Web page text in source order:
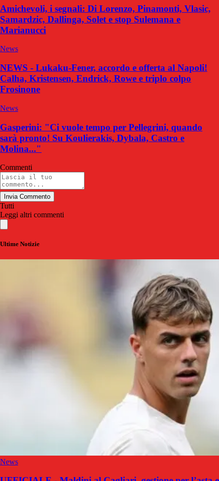
Amichevoli, i segnali: Di Lorenzo, Pinamonti, Vlasic,
Samardzic, Dallinga, Solet e stop Sulemana e
Marianucci
News
NEWS - Lukaku-Fener, accordo e offerta al Napoli!
Calha, Kristensen, Endrick, Rowe e triplo colpo
Frosinone
News
Gasperini: "Ci vuole tempo per Pellegrini, quando
sarà pronto! Su Koulierakis, Dybala, Castro e
Molina..."
Commenti
Invia Commento
Tutti
Leggi altri commenti
Ultime Notizie
News